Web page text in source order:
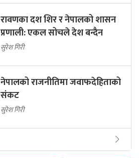
रावणका दश शिर र नेपालको शासन
प्रणाली: एकल सोचले देश बन्दैन
सुरेश गिरी
नेपालको राजनीतिमा जवाफदेहिताको
संकट
सुरेश गिरी